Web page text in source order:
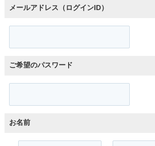
メールアドレス（ログインID）
ご希望のパスワード
お名前